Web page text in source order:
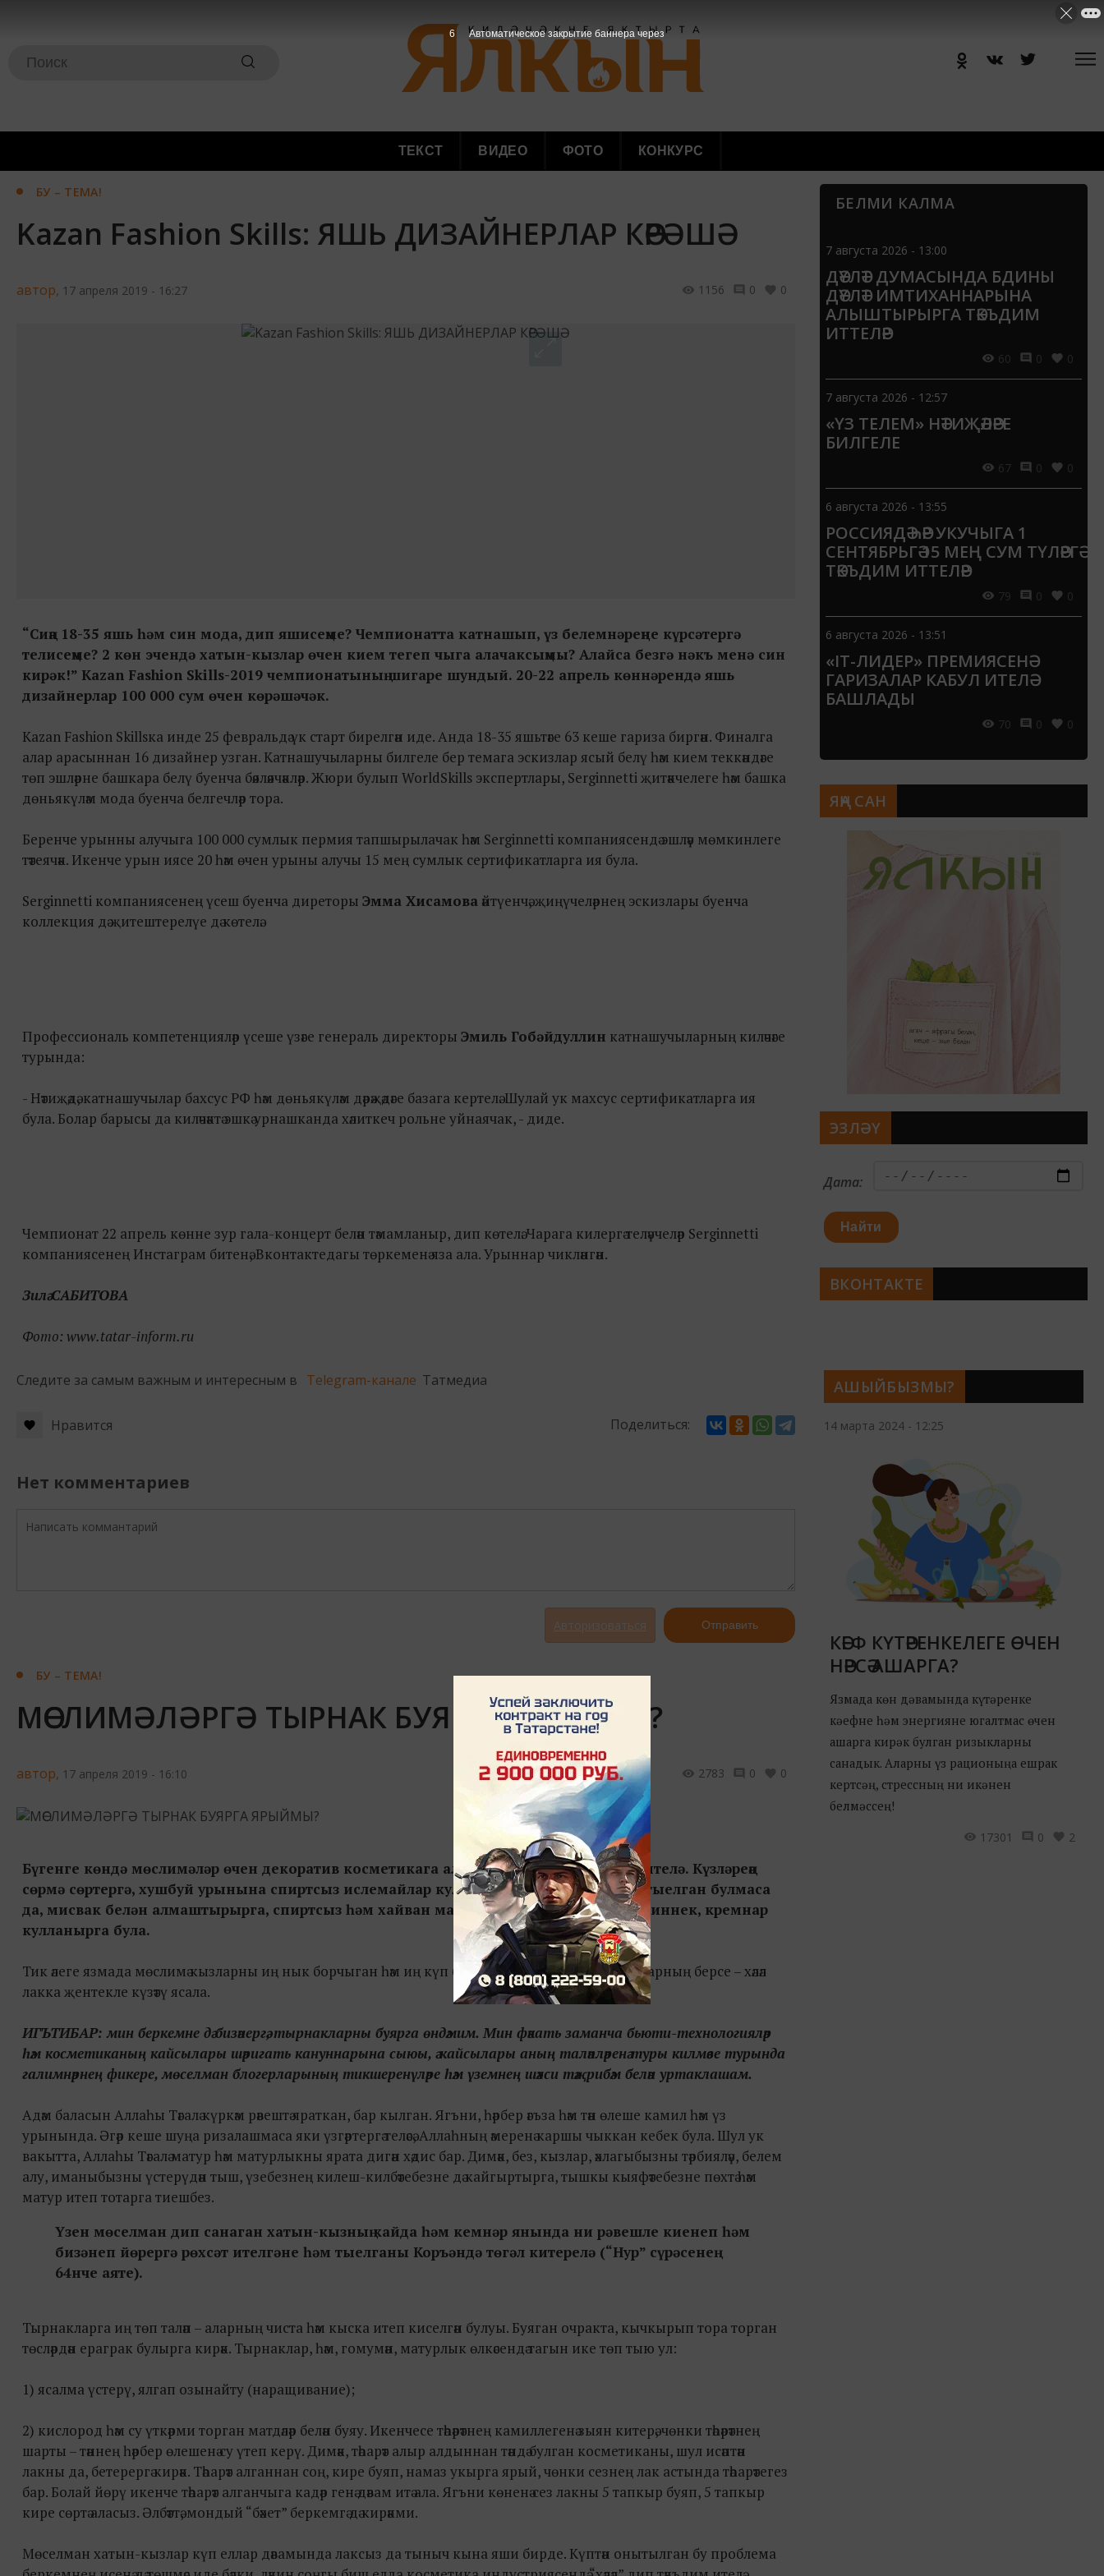
ТЕКСТ ВИДЕО ФОТО КОНКУРС
БУ – ТЕМА!
Kazan Fashion Skills: ЯШЬ ДИЗАЙНЕРЛАР КӨРӘШӘ
автор, 17 апреля 2019 - 16:27 1156 0 0
“Сиңа 18-35 яшь һәм син мода, дип яшисеңме? Чемпионатта катнашып, үз белемнәреңне күрсәтергә
телисеңме? 2 көн эчендә хатын-кызлар өчен кием тегеп чыга алачаксыңмы? Алайса безгә нәкъ менә син
кирәк!” Kazan Fashion Skills-2019 чемпионатының шигаре шундый. 20-22 апрель көннәрендә яшь
дизайнерлар 100 000 сум өчен көрәшәчәк.
Kazan Fashion Skillsка инде 25 февральдә үк старт бирелгән иде. Анда 18-35 яшьтәге 63 кеше гариза биргән. Финалга
алар арасыннан 16 дизайнер узган. Катнашучыларны билгеле бер темага эскизлар ясый белү һәм кием теккәндәге
төп эшләрне башкара белү буенча бәяләячәкләр. Жюри булып WorldSkills экспертлары, Serginnetti җитәкчелеге һәм башка
дөньякүләм мода буенча белгечләр тора.
Беренче урынны алучыга 100 000 сумлык пермия тапшырылачак һәм Serginnetti компаниясендә эшләү мөмкинлеге
тәтеячәк. Икенче урын иясе 20 һәм өчен урыны алучы 15 мең сумлык сертификатларга ия була.
Serginnetti компаниясенең үсеш буенча диреторы Эмма Хисамова әйтүенчә, җиңүчеләрнең эскизлары буенча
коллекция дә җитештерелүе дә көтелә.
Профессиональ компетенцияләр үсеше үзәге генераль директоры Эмиль Гобәйдуллин катнашучыларның киләчәге
турында:
- Нәтиҗәдә, катнашучылар бахсус РФ һәм дөньякүләм дәрәҗәдәге базага кертелә. Шулай ук махсус сертификатларга ия
була. Болар барысы да киләчәктә эшкә урнашканда хәлиткеч рольне уйнаячак, - диде.
Чемпионат 22 апрель көнне зур гала-концерт белән тәмамланыр, дип көтелә. Чарага килергә теләүчеләр Serginnetti
компаниясенең Инстаграм битенә, Вконтактедагы төркеменә яза ала. Урыннар чикләнгән.
Зилә САБИТОВА
Фото: www.tatar-inform.ru
Следите за самым важным и интересным в Telegram-канале Татмедиа
Нравится Поделиться:
Нет комментариев
Авторизоваться Отправить
БУ – ТЕМА!
МӨСЛИМӘЛӘРГӘ ТЫРНАК БУЯРГА ЯРЫЙМЫ?
автор, 17 апреля 2019 - 16:10 2783 0 0
Бүгенге көндә мөслимәләр өчен декоратив косметикага альтернатива күп тәкъдим ителә. Күзләреңә
сөрмә сөртергә, хушбуй урынына спиртсыз ислемайлар кулланырга, теш пасталары тыелган булмаса
да, мисвак белән алмаштырырга, спиртсыз һәм хайван майлары кушмыйча ясалган иннек, кремнар
кулланырга була.
Тик әлеге язмада мөслимә кызларны иң нык борчыган һәм иң күп бәхәсләр тудырган бьюти-темаларның берсе – хәләл
лакка җентекле күзәтү ясала.
ИГЪТИБАР: мин беркемне дә бизәнергә, тырнакларны буярга өндәмим. Мин фәкать заманча бьюти-технологияләр
һәм косметиканың кайсылары шәригать кануннарына сыюы, ә кайсылары аның таләпләренә туры килмәве турында
галимнәрнең фикере, мөселман блогерларының тикшеренүләре һәм үземнең шәхси тәҗрибәм белән уртаклашам.
Адәм баласын Аллаһы Тәгалә күркәм рәвештә яраткан, бар кылган. Ягъни, һәрбер әгъза һәм тән өлеше камил һәм үз
урынында. Әгәр кеше шуңа ризалашмаса яки үзгәртергә теләсә, Аллаһның әмеренә каршы чыккан кебек була. Шул ук
вакытта, Аллаһы Тәгалә матур һәм матурлыкны ярата дигән хәдис бар. Димәк, без, кызлар, әхлагыбызны тәрбияләү, белем
алу, иманыбызны үстерүдән тыш, үзебезнең килеш-килбәтебезне дә кайгыртырга, тышкы кыяфәтебезне пөхтә һәм
матур итеп тотарга тиешбез.
Үзен мөселман дип санаган хатын-кызның кайда һәм кемнәр янында ни рәвешле киенеп һәм
бизәнеп йөрергә рөхсәт ителгәне һәм тыелганы Коръәндә төгәл китерелә (“Нур” сүрәсенең
64нче аяте).
Тырнакларга иң төп таләп – аларның чиста һәм кыска итеп киселгән булуы. Буяган очракта, кычкырып тора торган
төсләрдән ераграк булырга кирәк. Тырнаклар, һәм, гомумән, матурлык өлкәсендә тагын ике төп тыю ул:
1) ясалма үстерү, ялгап озынайту (наращивание);
2) кислород һәм су үткәрми торган матдәләр белән буяу. Икенчесе тәһәрәтнең камиллегенә зыян китерә, чөнки тәһәрәтнең
шарты – тәннең һәрбер өлешенә су үтеп керү. Димәк, тәһарәт алыр алдыннан тәндә булган косметиканы, шул исәптән
лакны да, бетерергә кирәк. Тәһарәт алганнан соң, кире буяп, намаз укырга ярый, чөнки сезнең лак астында тәһарәтегез
бар. Болай йөрү икенче тәһарәт алганчыга кадәр генә дәвам итә ала. Ягъни көненә сез лакны 5 тапкыр буяп, 5 тапкыр
кире сөртә аласыз. Әлбәттә, мондый “бәхет” беркемгә дә кирәкми.
Мөселман хатын-кызлар күп еллар дәвамында лаксыз да тыныч кына яши бирде. Күптән онытылган бу проблема
БЕЛМИ КАЛМА
7 августа 2026 - 13:00
ДӘҮЛӘТ ДУМАСЫНДА БДИНЫ
ДӘҮЛӘТ ИМТИХАННАРЫНА
АЛЫШТЫРЫРГА ТӘКЪДИМ
ИТТЕЛӘР
60 0 0
7 августа 2026 - 12:57
«ҮЗ ТЕЛЕМ» НӘТИҖӘЛӘРЕ
БИЛГЕЛЕ
67 0 0
6 августа 2026 - 13:55
РОССИЯДӘ ҺӘР УКУЧЫГА 1
СЕНТЯБРЬГӘ 15 МЕҢ СУМ ТҮЛӘРГӘ
ТӘКЪДИМ ИТТЕЛӘР
79 0 0
6 августа 2026 - 13:51
«IT-ЛИДЕР» ПРЕМИЯСЕНӘ
ГАРИЗАЛАР КАБУЛ ИТЕЛӘ
БАШЛАДЫ
70 0 0
АШЫЙБЫЗМЫ?
14 марта 2024 - 12:25
КӘЕФ КҮТӘРЕНКЕЛЕГЕ ӨЧЕН
НӘРСӘ АШАРГА?
Язмада көн дәвамында күтәренке
кәефне һәм энергияне югалтмас өчен
ашарга кирәк булган ризыкларны
санадык. Аларны үз рационыңа ешрак
кертсәң, стрессның ни икәнен
белмәссең!
17301
0 2
ЯҢА САН
ЭЗЛӘҮ
Дата:
Найти
ВКОНТАКТЕ
5 Автоматическое закрытие баннера через